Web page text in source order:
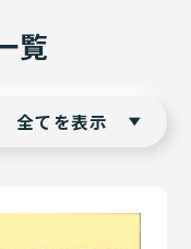
覧
全てを表示